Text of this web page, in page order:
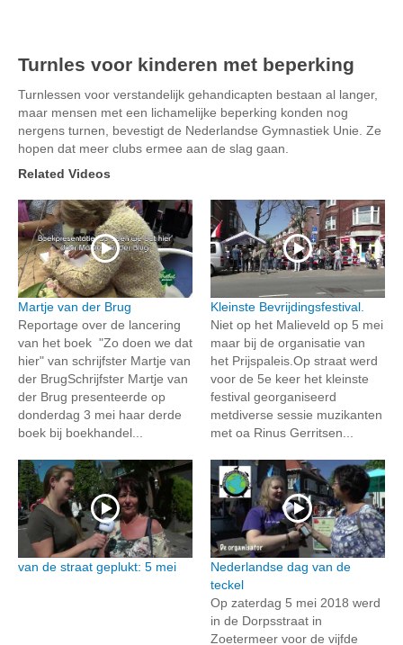
Turnles voor kinderen met beperking
Turnlessen voor verstandelijk gehandicapten bestaan al langer,
maar mensen met een lichamelijke beperking konden nog
nergens turnen, bevestigt de Nederlandse Gymnastiek Unie. Ze
hopen dat meer clubs ermee aan de slag gaan.
Related Videos
Martje van der Brug
Reportage over de lancering
van het boek "Zo doen we dat
hier" van schrijfster Martje van
der BrugSchrijfster Martje van
der Brug presenteerde op
donderdag 3 mei haar derde
boek bij boekhandel...
Kleinste Bevrijdingsfestival.
Niet op het Malieveld op 5 mei
maar bij de organisatie van
het Prijspaleis.Op straat werd
voor de 5e keer het kleinste
festival georganiseerd
metdiverse sessie muzikanten
met oa Rinus Gerritsen...
van de straat geplukt: 5 mei
Nederlandse dag van de
teckel
Op zaterdag 5 mei 2018 werd
in de Dorpsstraat in
Zoetermeer voor de vijfde